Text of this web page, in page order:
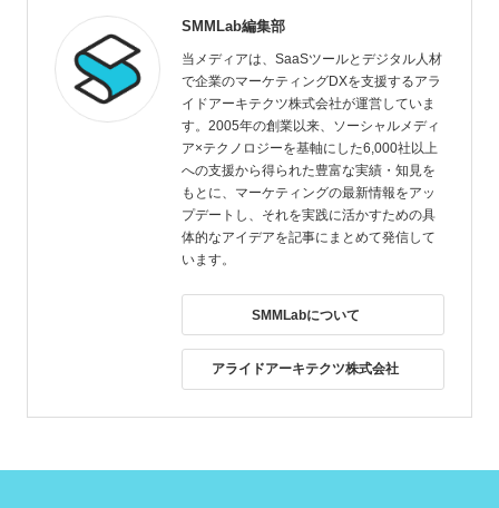
SMMLab編集部
当メディアは、SaaSツールとデジタル人材
で企業のマーケティングDXを支援するアラ
イドアーキテクツ株式会社が運営していま
す。2005年の創業以来、ソーシャルメディ
ア×テクノロジーを基軸にした6,000社以上
への支援から得られた豊富な実績・知見を
もとに、マーケティングの最新情報をアッ
プデートし、それを実践に活かすための具
体的なアイデアを記事にまとめて発信して
います。
SMMLabについて
アライドアーキテクツ株式会社